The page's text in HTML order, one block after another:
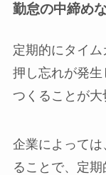
勤怠の中締め
定期的にタイム
押し忘れが発
つくることが大
企業によって
ることで、定期